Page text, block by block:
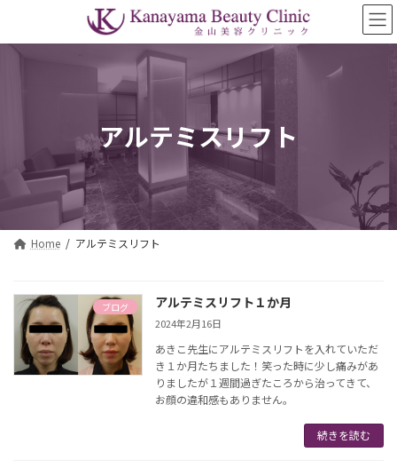
テ
ゲ
アルテミスリフト
Home アルテミスリフト
ブログ アルテミスリフト１か月
2024年2月16日
あきこ先生にアルテミスリフトを入れていただ
き１か月たちました！笑った時に少し痛みがあ
りましたが１週間過ぎたころから治ってきて、
お顔の違和感もありません。
続きを読む